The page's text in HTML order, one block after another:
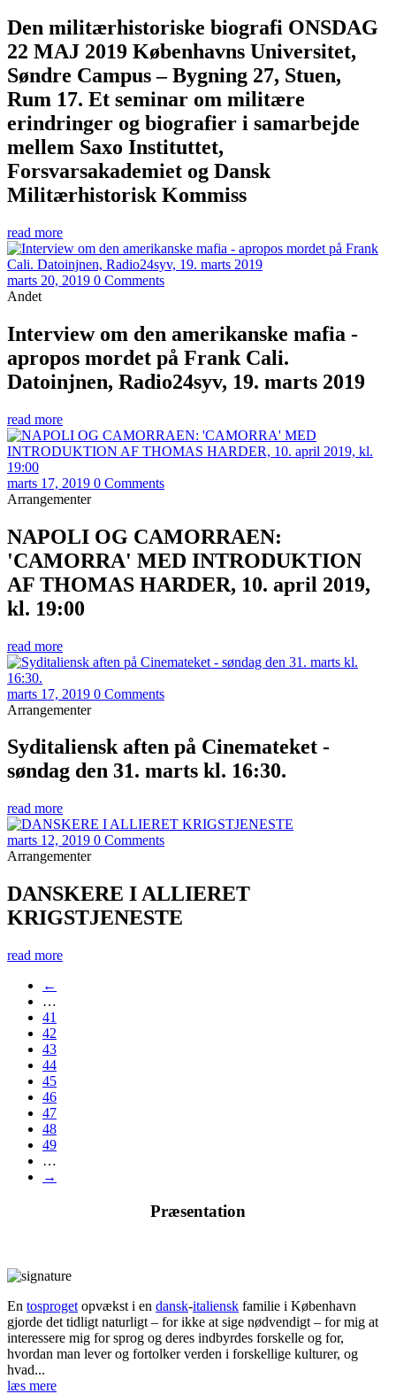
Den militærhistoriske biografi ONSDAG
22 MAJ 2019 Københavns Universitet,
Søndre Campus – Bygning 27, Stuen,
Rum 17. Et seminar om militære
erindringer og biografier i samarbejde
mellem Saxo Instituttet,
Forsvarsakademiet og Dansk
Militærhistorisk Kommiss
read more
marts 20, 2019 0 Comments
Andet
Interview om den amerikanske mafia -
apropos mordet på Frank Cali.
Datoinjnen, Radio24syv, 19. marts 2019
read more
marts 17, 2019 0 Comments
Arrangementer
NAPOLI OG CAMORRAEN:
'CAMORRA' MED INTRODUKTION
AF THOMAS HARDER, 10. april 2019,
kl. 19:00
read more
marts 17, 2019 0 Comments
Arrangementer
Syditaliensk aften på Cinemateket -
søndag den 31. marts kl. 16:30.
read more
marts 12, 2019 0 Comments
Arrangementer
DANSKERE I ALLIERET
KRIGSTJENESTE
read more
←
…
41
42
43
44
45
46
47
48
49
…
→
Præsentation
En tosproget opvækst i en dansk-italiensk familie i København
gjorde det tidligt naturligt – for ikke at sige nødvendigt – for mig at
interessere mig for sprog og deres indbyrdes forskelle og for,
hvordan man lever og fortolker verden i forskellige kulturer, og
hvad...
læs mere